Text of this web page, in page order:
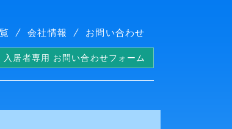
会社情報 お問い合わせ
入居者専用 お問い合わせフォーム